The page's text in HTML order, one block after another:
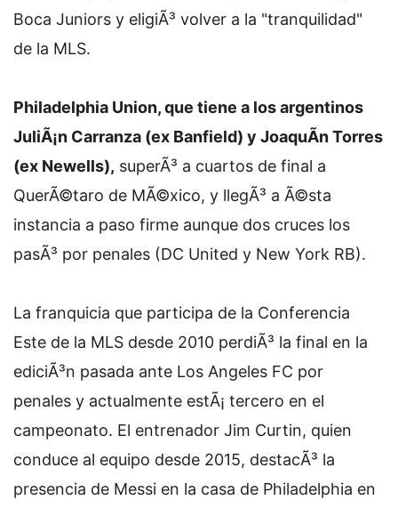
Boca Juniors y eligiÃ³ volver a la "tranquilidad"
de la MLS.
Philadelphia Union, que tiene a los argentinos
JuliÃ¡n Carranza (ex Banfield) y JoaquÃ­n Torres
(ex Newells), superÃ³ a cuartos de final a
QuerÃ©taro de MÃ©xico, y llegÃ³ a Ã©sta
instancia a paso firme aunque dos cruces los
pasÃ³ por penales (DC United y New York RB).
La franquicia que participa de la Conferencia
Este de la MLS desde 2010 perdiÃ³ la final en la
ediciÃ³n pasada ante Los Angeles FC por
penales y actualmente estÃ¡ tercero en el
campeonato. El entrenador Jim Curtin, quien
conduce al equipo desde 2015, destacÃ³ la
presencia de Messi en la casa de Philadelphia en